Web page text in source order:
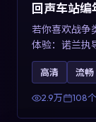
回声车站编
若你喜欢战争
体验：诺兰执
片2017年于澳
则的温和反
转，适合检
高清 流畅
2.9万 108